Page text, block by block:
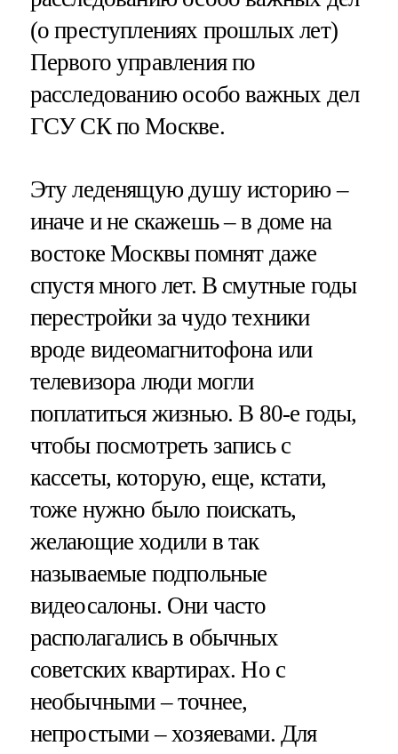
(о преступлениях прошлых лет)
Первого управления по
расследованию особо важных дел
ГСУ СК по Москве.
Эту леденящую душу историю –
иначе и не скажешь – в доме на
востоке Москвы помнят даже
спустя много лет. В смутные годы
перестройки за чудо техники
вроде видеомагнитофона или
телевизора люди могли
поплатиться жизнью. В 80-е годы,
чтобы посмотреть запись с
кассеты, которую, еще, кстати,
тоже нужно было поискать,
желающие ходили в так
называемые подпольные
видеосалоны. Они часто
располагались в обычных
советских квартирах. Но с
необычными – точнее,
непростыми – хозяевами. Для